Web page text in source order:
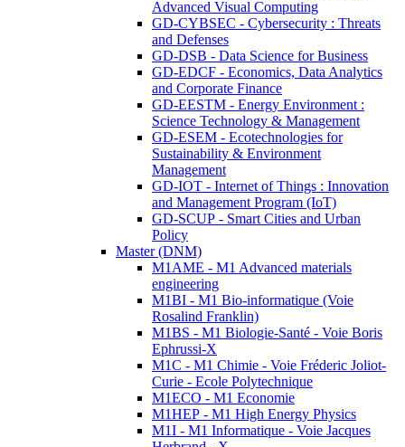
Advanced Visual Computing
GD-CYBSEC - Cybersecurity : Threats
and Defenses
GD-DSB - Data Science for Business
GD-EDCF - Economics, Data Analytics
and Corporate Finance
GD-EESTM - Energy Environment :
Science Technology & Management
GD-ESEM - Ecotechnologies for
Sustainability & Environment
Management
GD-IOT - Internet of Things : Innovation
and Management Program (IoT)
GD-SCUP - Smart Cities and Urban
Policy
Master (DNM)
M1AME - M1 Advanced materials
engineering
M1BI - M1 Bio-informatique (Voie
Rosalind Franklin)
M1BS - M1 Biologie-Santé - Voie Boris
Ephrussi-X
M1C - M1 Chimie - Voie Fréderic Joliot-
Curie - Ecole Polytechnique
M1ECO - M1 Economie
M1HEP - M1 High Energy Physics
M1I - M1 Informatique - Voie Jacques